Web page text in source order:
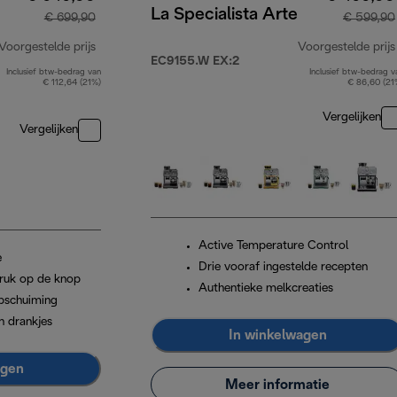
€ 699,90
prijs
originele prijs € 699,90
Inclusief btw-bedrag van
€ 112,64 (21%)
Vergelijken
op de knop
drankjes
La Specialista Arte
EC9155.W EX:2
€ 599,90
Voorgestelde prijs
Inclusief btw-bedrag
€ 86,60
Vergelijken
Active Temperature Control
Drie vooraf ingestelde recepten
Authentieke melkcreaties
In winkelwagen
Meer informatie